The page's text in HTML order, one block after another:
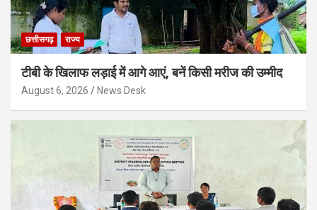
छत्तीसगढ़ राज्य
टीबी के खिलाफ लड़ाई में आगे आएं, बनें किसी मरीज की उम्मीद
August 6, 2026 News Desk